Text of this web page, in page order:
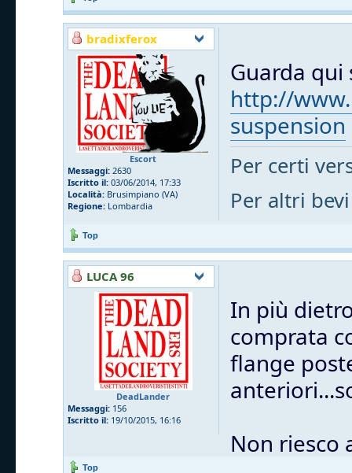
bradixferox
Escort
Messaggi: 2630
Iscritto il: 03/06/2014, 17:33
Località: Brusimpiano (VA)
Regione: Lombardia
Guarda qui
http://
suspension
Per certi
Per altri bevi
Top
LUCA 96
DeadLander
Messaggi: 156
Iscritto il: 19/10/2015, 16:16
In più
comprata
flange
Non riesco
Top